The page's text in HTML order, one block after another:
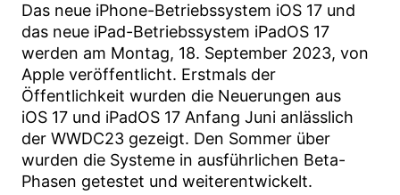
Das neue iPhone-Betriebssystem iOS 17 und
das neue iPad-Betriebssystem iPadOS 17
werden am Montag, 18. September 2023, von
Apple veröffentlicht. Erstmals der
Öffentlichkeit wurden die Neuerungen aus
iOS 17 und iPadOS 17 Anfang Juni anlässlich
der WWDC23 gezeigt. Den Sommer über
wurden die Systeme in ausführlichen Beta-
Phasen getestet und weiterentwickelt.